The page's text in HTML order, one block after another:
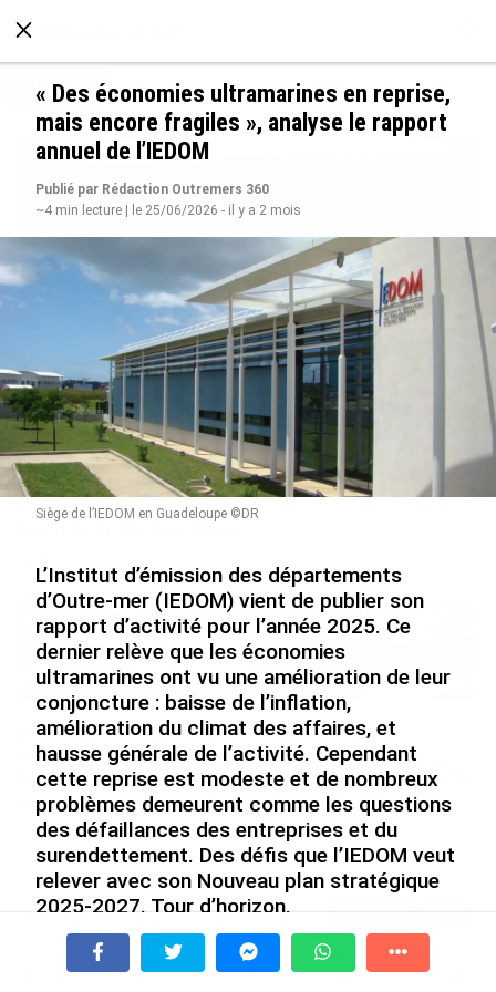
À LA UNE POLITIQUE ECONOMIE SOCIÉTÉ
SÉRIE. Histoire des chefs-lieux d’Outre-mer :
Nouméa, une capitale construite par le bagne,
le nickel et le Pacifique
Rapport 2025 de l’Ifremer :
un engagement décisif dans
les Outre-mer
le 07/08/2026
De Messi à Trump :
l’expérience internationale
du Martiniquais Benoît Etinof
au service du Karibea Sainte-
Luce en Martinique
le 07/08/2026
Avec VEENI, le Guadeloupéen Yanis
Foy entend participer au
développement tourist...
À la une Tv Radio A Propos
« Des économies ultramarines en reprise,
mais encore fragiles », analyse le rapport
annuel de l’IEDOM
Publié par Rédaction Outremers 360
~4 min lecture | le 25/06/2026 - il y a 2 mois
Siège de l’IEDOM en Guadeloupe ©DR
L’Institut d’émission des départements
d’Outre-mer (IEDOM) vient de publier son
rapport d’activité pour l’année 2025. Ce
dernier relève que les économies
ultramarines ont vu une amélioration de leur
conjoncture : baisse de l’inflation,
amélioration du climat des affaires, et
hausse générale de l’activité. Cependant
cette reprise est modeste et de nombreux
problèmes demeurent comme les questions
des défaillances des entreprises et du
surendettement. Des défis que l’IEDOM veut
relever avec son Nouveau plan stratégique
2025-2027. Tour d’horizon.
Inflation :
Dans la France entière, excepté Mayotte,
l’inflation s’élève à +0,8% en 2025, contre +1,3% et